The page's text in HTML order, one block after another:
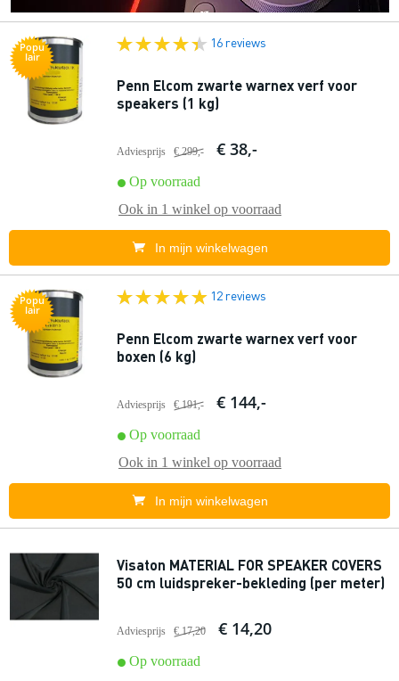
Popu
lair
16 reviews
Penn Elcom zwarte warnex verf voor
speakers (1 kg)
Adviesprijs € 299,- € 38,-
Op voorraad
Ook in 1 winkel op voorraad
In mijn winkelwagen
Popu
lair
12 reviews
Penn Elcom zwarte warnex verf voor
boxen (6 kg)
Adviesprijs € 191,- € 144,-
Op voorraad
Ook in 1 winkel op voorraad
In mijn winkelwagen
Visaton MATERIAL FOR SPEAKER COVERS
50 cm luidspreker-bekleding (per meter)
Adviesprijs € 17,20 € 14,20
Op voorraad